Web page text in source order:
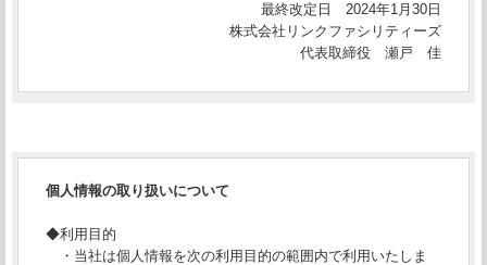
最終改定日 2024年1月30日
株式会社リンクファシリティーズ
代表取締役 瀬戸 佳
個人情報の取り扱いについて
◆利用目的
・当社は個人情報を次の利用目的の範囲内で利用いたしま